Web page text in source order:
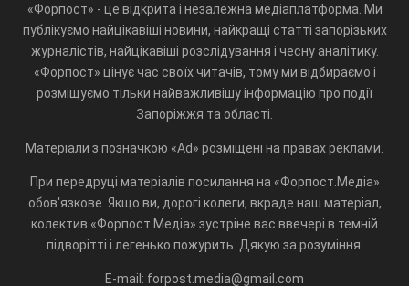
«Форпост» - це відкрита і незалежна медіаплатформа. Ми
публікуємо найцікавіші новини, найкращі статті запорізьких
журналістів, найцікавіші розслідування і чесну аналітику.
«Форпост» цінує час своїх читачів, тому ми відбираємо і
розміщуємо тільки найважливішу інформацію про події
Запоріжжя та області.
Матеріали з позначкою «Ad» розміщені на правах реклами.
При передруці матеріалів посилання на «Форпост.Медіа»
обов'язкове. Якщо ви, дорогі колеги, вкраде наш матеріал,
колектив «Форпост.Медіа» зустріне вас ввечері в темній
підворітті і легенько пожурить. Дякую за розуміння.
E-mail: forpost.media@gmail.com